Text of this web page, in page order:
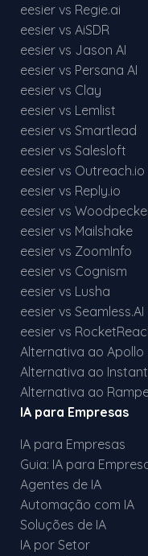
eesier vs Regie.ai
eesier vs AiSDR
eesier vs Jason AI
eesier vs Persana AI
eesier vs Clay
eesier vs Lemlist
eesier vs Smartlead
eesier vs Salesloft
eesier vs Outreach.io
eesier vs Reply.io
eesier vs
eesier vs Mailshake
eesier vs ZoomInfo
eesier vs Cognism
eesier vs Lusha
eesier vs Seamless.AI
eesier vs
Alternativa ao Apollo
Alternativa ao
Alternativa ao
IA para Empresas
IA para Empresas
Guia: IA para
Agentes de IA
Automação com IA
Soluções de IA
IA por Setor